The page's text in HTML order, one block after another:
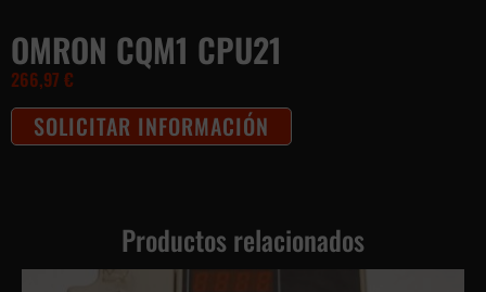
OMRON CQM1 CPU21
266,97 €
SOLICITAR INFORMACIÓN
Productos relacionados